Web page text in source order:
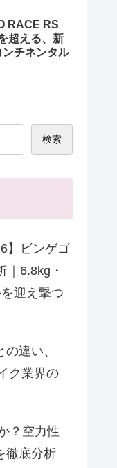
RACE RS
超える、新
チネンタル
検索
】ビンゲゴ
｜6.8kg・
迎え撃つ
違い、
ク業界の
？空力性
徹底分析